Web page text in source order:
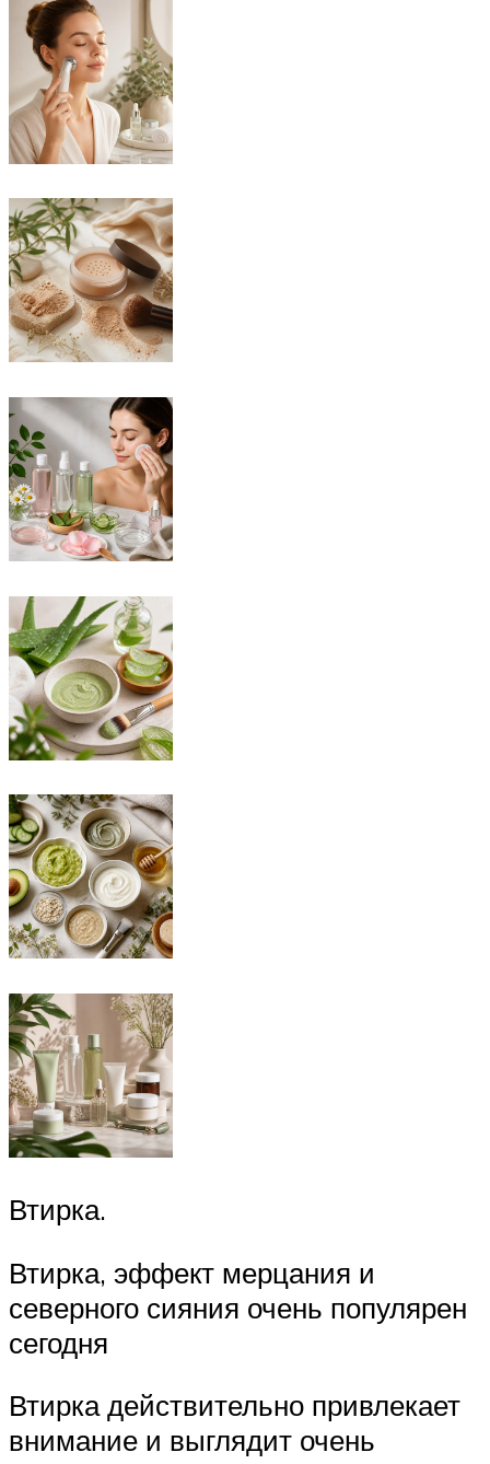
Втирка.
Втирка, эффект мерцания и
северного сияния очень популярен
сегодня
Втирка действительно привлекает
внимание и выглядит очень